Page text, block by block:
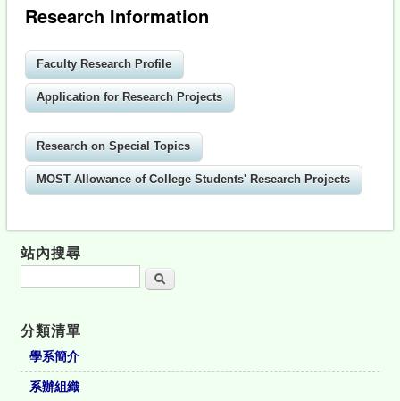
Research Information
站內搜尋
搜尋
分類清單
學系簡介
系辦組織